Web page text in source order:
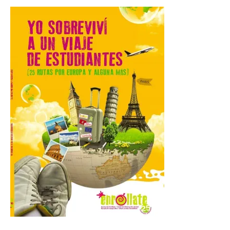
Gijon prohíbe el baño en
San Lorenzo, Poniente y
Arbeyal el día del eclipse a
partir de las 19.00 horas.
8 Ago 2026
Incide en que el eclipse se
verá desde múltiples
puntos de la ciudad, por lo
que no será necesario
desplazarse y se
recomienda no acudir a Gijón/Xixón en
coche ni usarlo ese día. Los accesos a
la Campa Torres y La […]
La decimonovena
fotografía de León de…
viaje nos llega desde la